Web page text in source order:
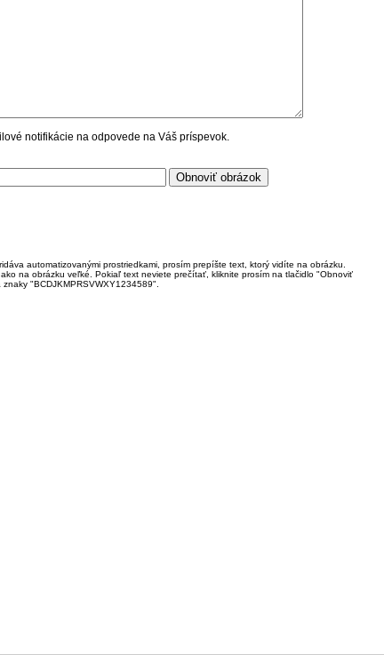
notifikácie na odpovede na Váš príspevok.
automatizovanými prostriedkami, prosím prepíšte text, ktorý vidíte na obrázku.
na obrázku veľké. Pokiaľ text neviete prečítať, kliknite prosím na tlačidlo "Obnoviť
"BCDJKMPRSVWXY1234589".